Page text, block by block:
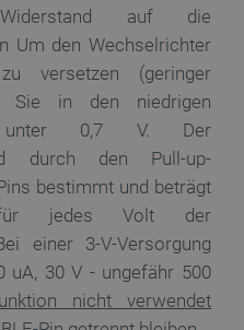
Widerstand auf die
Um den Wechselrichter
versetzen (geringer
Sie in den niedrigen
unter 0,7 V. Der
durch den Pull-up-
bestimmt und beträgt
jedes Volt der
einer 3-V-Versorgung
uA, 30 V - ungefähr 500
nicht verwendet